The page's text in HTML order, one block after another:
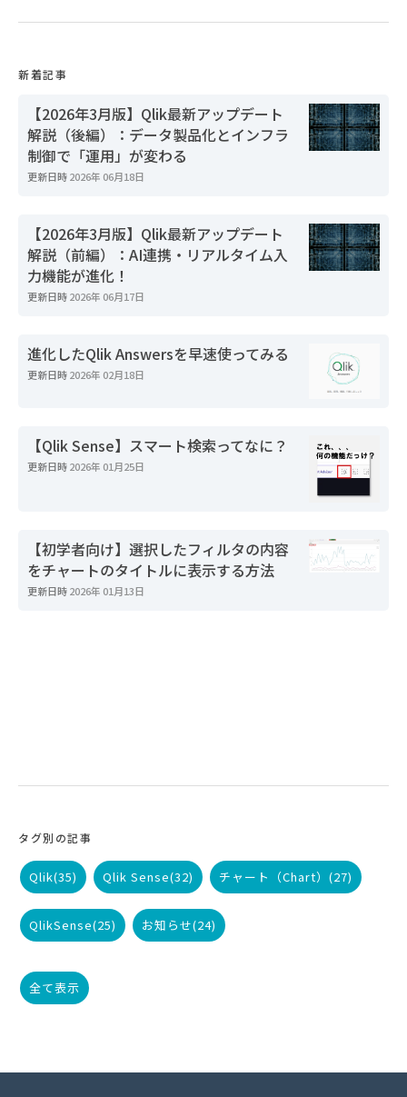
新着記事
【2026年3月版】Qlik最新アップデート
解説（後編）：データ製品化とインフラ
制御で「運用」が変わる
更新日時2026年 06月18日
【2026年3月版】Qlik最新アップデート
解説（前編）：AI連携・リアルタイム入
力機能が進化！
更新日時2026年 06月17日
進化したQlik Answersを早速使ってみる
更新日時2026年 02月18日
【Qlik Sense】スマート検索ってなに？
更新日時2026年 01月25日
【初学者向け】選択したフィルタの内容
をチャートのタイトルに表示する方法
更新日時2026年 01月13日
タグ別の記事
Qlik(35) Qlik Sense(32) チャート（Chart） (27)
QlikSense(25) お知らせ(24)
全て表示